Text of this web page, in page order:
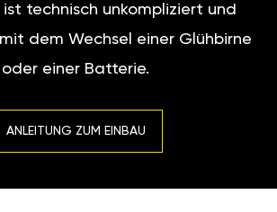
technisch unkompliziert und
dem Wechsel einer Glühbirne
oder einer Batterie.
ANLEITUNG ZUM EINBAU